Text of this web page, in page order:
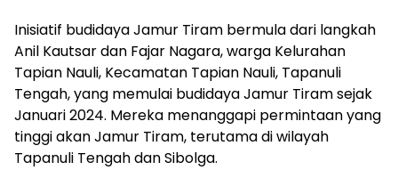
Inisiatif budidaya Jamur Tiram bermula dari langkah
Anil Kautsar dan Fajar Nagara, warga Kelurahan
Tapian Nauli, Kecamatan Tapian Nauli, Tapanuli
Tengah, yang memulai budidaya Jamur Tiram sejak
Januari 2024. Mereka menanggapi permintaan yang
tinggi akan Jamur Tiram, terutama di wilayah
Tapanuli Tengah dan Sibolga.